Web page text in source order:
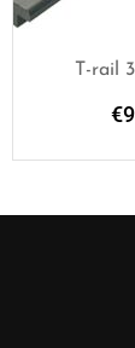
T-rail
€